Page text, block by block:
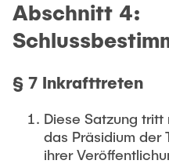
Abschnitt 4:
§ 7 Inkrafttreten
Diese Satzung
das Präsidium der
ihrer